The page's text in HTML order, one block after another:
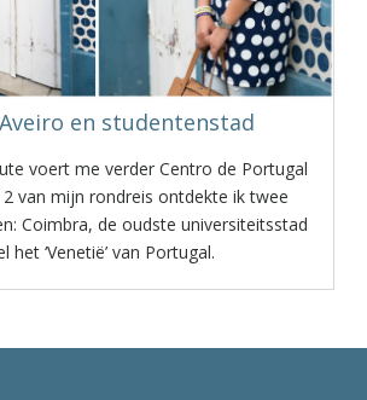
en studentenstad
voert me verder Centro de Portugal
van mijn rondreis ontdekte ik twee
Coimbra, de oudste universiteitsstad
het ‘Venetië’ van Portugal.